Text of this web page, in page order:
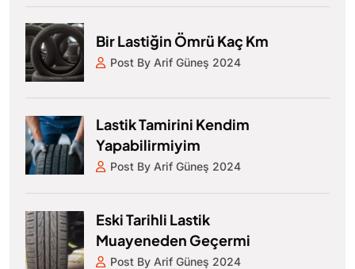
Bir Lastiğin Ömrü Kaç Km
Post By Arif Güneş 2024
Lastik Tamirini Kendim
Yapabilirmiyim
Post By Arif Güneş 2024
Eski Tarihli Lastik
Muayeneden Geçermi
Post By Arif Güneş 2024